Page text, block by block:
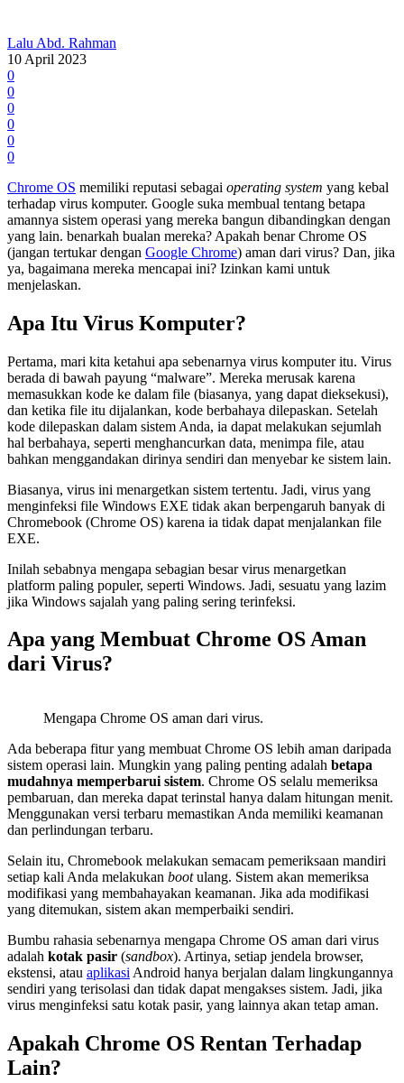
Lalu Abd. Rahman
10 April 2023
0
0
0
0
0
0
Chrome OS memiliki reputasi sebagai operating system yang kebal
terhadap virus komputer. Google suka membual tentang betapa
amannya sistem operasi yang mereka bangun dibandingkan dengan
yang lain. benarkah bualan mereka? Apakah benar Chrome OS
(jangan tertukar dengan Google Chrome) aman dari virus? Dan, jika
ya, bagaimana mereka mencapai ini? Izinkan kami untuk
menjelaskan.
Apa Itu Virus Komputer?
Pertama, mari kita ketahui apa sebenarnya virus komputer itu. Virus
berada di bawah payung “malware”. Mereka merusak karena
memasukkan kode ke dalam file (biasanya, yang dapat dieksekusi),
dan ketika file itu dijalankan, kode berbahaya dilepaskan. Setelah
kode dilepaskan dalam sistem Anda, ia dapat melakukan sejumlah
hal berbahaya, seperti menghancurkan data, menimpa file, atau
bahkan menggandakan dirinya sendiri dan menyebar ke sistem lain.
Biasanya, virus ini menargetkan sistem tertentu. Jadi, virus yang
menginfeksi file Windows EXE tidak akan berpengaruh banyak di
Chromebook (Chrome OS) karena ia tidak dapat menjalankan file
EXE.
Inilah sebabnya mengapa sebagian besar virus menargetkan
platform paling populer, seperti Windows. Jadi, sesuatu yang lazim
jika Windows sajalah yang paling sering terinfeksi.
Apa yang Membuat Chrome OS Aman
dari Virus?
Mengapa Chrome OS aman dari virus.
Ada beberapa fitur yang membuat Chrome OS lebih aman daripada
sistem operasi lain. Mungkin yang paling penting adalah betapa
mudahnya memperbarui sistem. Chrome OS selalu memeriksa
pembaruan, dan mereka dapat terinstal hanya dalam hitungan menit.
Menggunakan versi terbaru memastikan Anda memiliki keamanan
dan perlindungan terbaru.
Selain itu, Chromebook melakukan semacam pemeriksaan mandiri
setiap kali Anda melakukan bootulang. Sistem akan memeriksa
modifikasi yang membahayakan keamanan. Jika ada modifikasi
yang ditemukan, sistem akan memperbaiki sendiri.
Bumbu rahasia sebenarnya mengapa Chrome OS aman dari virus
adalah kotak pasir (sandbox). Artinya, setiap jendela browser,
ekstensi, atau aplikasi Android hanya berjalan dalam lingkungannya
sendiri yang terisolasi dan tidak dapat mengakses sistem. Jadi, jika
virus menginfeksi satu kotak pasir, yang lainnya akan tetap aman.
Apakah Chrome OS Rentan Terhadap
Lain?